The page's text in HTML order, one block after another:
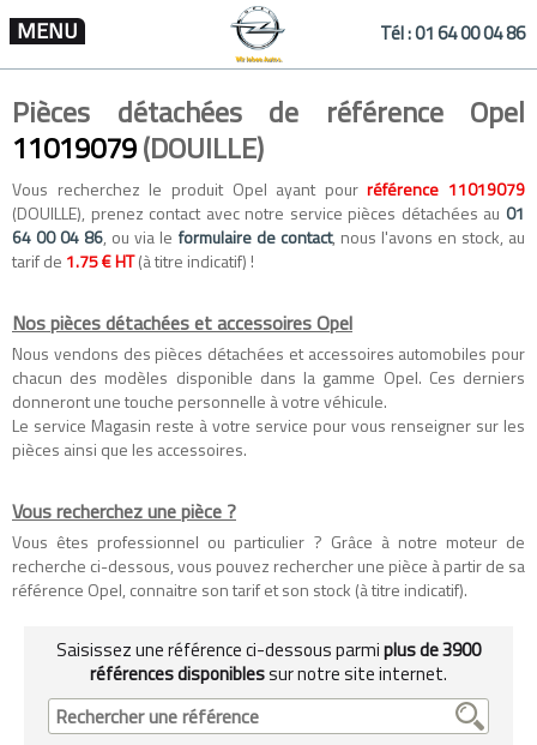
MENU Tél :01 64 00 04 86
Pièces détachées de référence Opel
11019079(DOUILLE)
Vous recherchez le produit Opel ayant pourréférence 11019079
(DOUILLE), prenez contact avec notre service pièces détachées au 01
64 00 04 86, ou via le formulaire de contact, nous l'avons en stock, au
tarif de 1.75 € HT(à titre indicatif) !
Nos pièces détachées et accessoires Opel
Nous vendons des pièces détachées etaccessoires automobiles pour
chacun des modèles disponible dans la gamme Opel. Ces derniers
donneront une touche personnelle à votre véhicule.
Le service Magasin reste à votre service pour vous renseigner sur les
pièces ainsi que les accessoires.
Vous recherchez une pièce ?
Vous êtes professionnel ou particulier ? Grâce à notre moteur de
recherche ci-dessous, vous pouvez rechercher une pièce à partir de sa
référence Opel, connaitre son tarif et son stock (à titre indicatif).
Saisissez une référence ci-dessous parmiplus de 3900
références disponiblessur notre site internet.